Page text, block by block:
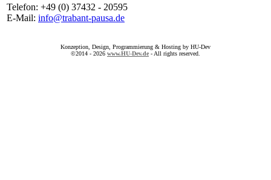
Telefon: +49 (0) 37432 - 20595
E-Mail: info@trabant-pausa.de
Konzeption, Design, Programmierung & Hosting by HU-Dev
©2014 - 2026 www.HU-Dev.de - All rights reserved.